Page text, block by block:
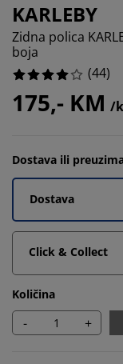
KARLEBY
Zidna polica
boja
(44)
175,- KM /
Dostava ili
Dostava
Click & Collect
Količina
- +